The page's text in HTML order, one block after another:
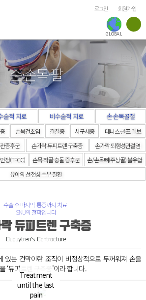
로그인 회원가입
GLOBAL
JPN
손·손목·팔
술적 치료 비수술적 치료 손·손목골절
손목건초염 결절종 사구체종​​
테니스·골프 엘보
증후군​ 손가락 듀피트렌 구축증
손가락 퇴행성관절염
정(TFCC) 손목 척골 충돌 증후군​
손/손목뼈(주상골) 불유합​
유아의 선천성 수부 질환
수술 후 마지막 통증까지 치료-
SNU의 철학입니다
듀피트렌 구축증​
Dupuytren’s Contracture
있는 건막이란 조직이 비정상적으로 두꺼워져 손을
‘듀피트렌 구축증’이라 합니다.
Treatment
until the last
pain